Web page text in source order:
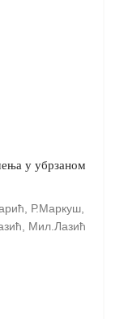
у убрзаном
Р.Маркуш,
Мил.Лазић